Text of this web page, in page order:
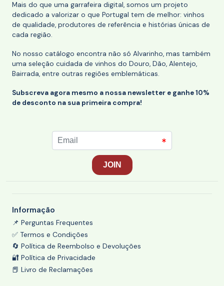
Mais do que uma garrafeira digital, somos um projeto
dedicado a valorizar o que Portugal tem de melhor: vinhos
de qualidade, produtores de referência e histórias únicas de
cada região.
No nosso catálogo encontra não só Alvarinho, mas também
uma seleção cuidada de vinhos do Douro, Dão, Alentejo,
Bairrada, entre outras regiões emblemáticas.
Subscreva agora mesmo a nossa newsletter e ganhe 10%
de desconto na sua primeira compra!
Informação
📌 Perguntas Frequentes
✅ Termos e Condições
🔄 Política de Reembolso e Devoluções
🔐 Política de Privacidade
📕 Livro de Reclamações